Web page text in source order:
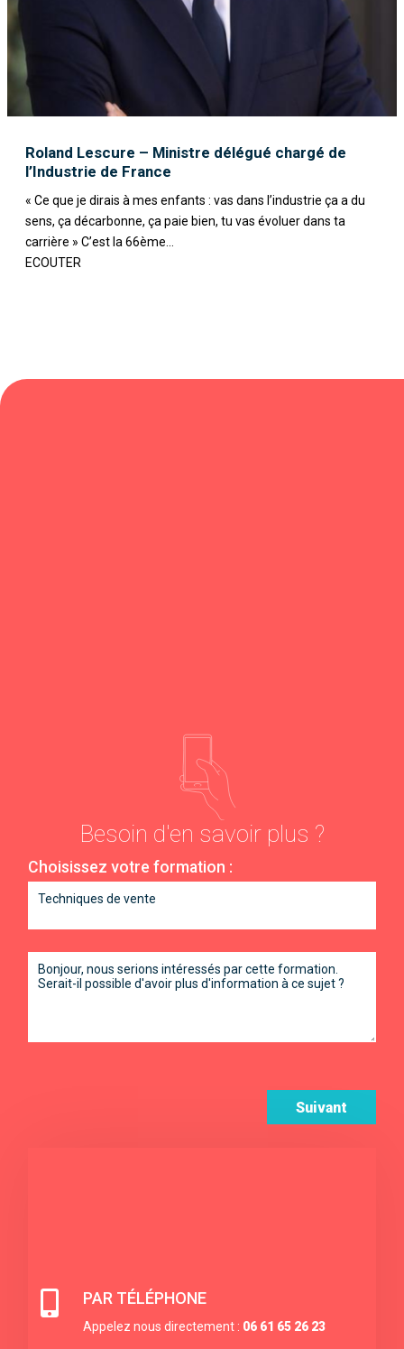
Roland Lescure – Ministre délégué chargé de
l’Industrie de France
« Ce que je dirais à mes enfants : vas dans l’industrie ça a du
sens, ça décarbonne, ça paie bien, tu vas évoluer dans ta
carrière » C’est la 66ème...
ECOUTER
Besoin d'en savoir plus ?
Choisissez votre formation :
Suivant
 PAR TÉLÉPHONE
Appelez nous directement : 06 61 65 26 23